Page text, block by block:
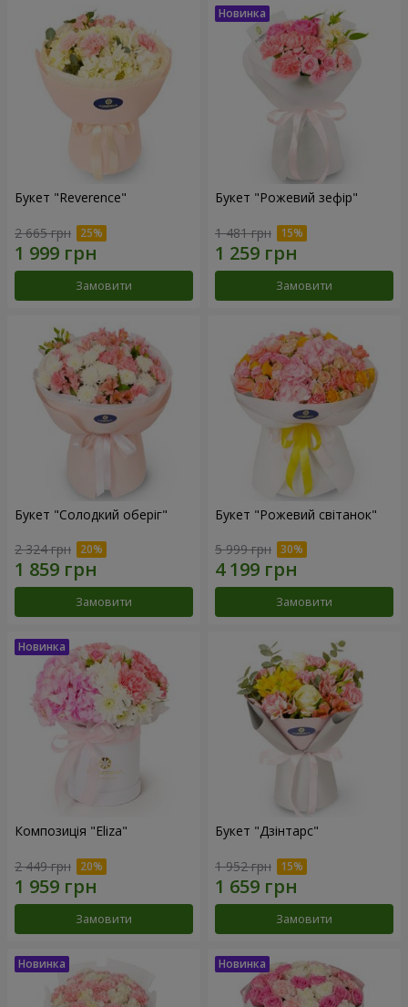
Букет "Reverence"
2 665 грн
Замовити
Букет "Рожевий зефір"
1 481 грн
Замовити
Букет "Солодкий оберіг"
2 324 грн
Замовити
Букет "Рожевий світанок"
5 999 грн
Замовити
Композиція "Eliza"
2 449 грн
Замовити
Букет "Дзінтарс"
1 952 грн
Замовити